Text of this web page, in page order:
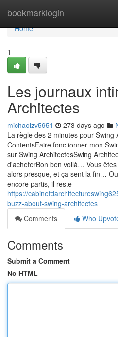
bookmarklogin
Home
Home
1
Les journaux
Architectes
michaelzv5951 273 days ago
La règle des 2 minutes pour Swing
ContentsFaire fonctionner mon
sur Swing ArchitectesSwing
d'acheterBon ben voilà… Vous
alors presque, et ça sent la fin…
encore partis, il reste
https://
buzz-about-swing-architectes
Comments
Who
Comments
Submit a Comment
No HTML